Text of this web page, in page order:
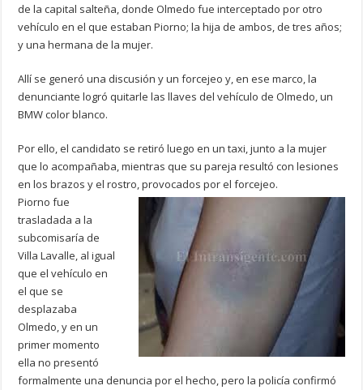
de la capital salteña, donde Olmedo fue interceptado por otro
vehículo en el que estaban Piorno; la hija de ambos, de tres años;
y una hermana de la mujer.
Allí se generó una discusión y un forcejeo y, en ese marco, la
denunciante logró quitarle las llaves del vehículo de Olmedo, un
BMW color blanco.
Por ello, el candidato se retiró luego en un taxi, junto a la mujer
que lo acompañaba, mientras que su pareja resultó con lesiones
en los brazos y el rostro, provocados por el forcejeo.
Piorno fue
trasladada a la
subcomisaría de
Villa Lavalle, al igual
que el vehículo en
el que se
desplazaba
Olmedo, y en un
primer momento
ella no presentó
formalmente una denuncia por el hecho, pero la policía confirmó